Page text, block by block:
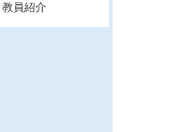
教員紹介